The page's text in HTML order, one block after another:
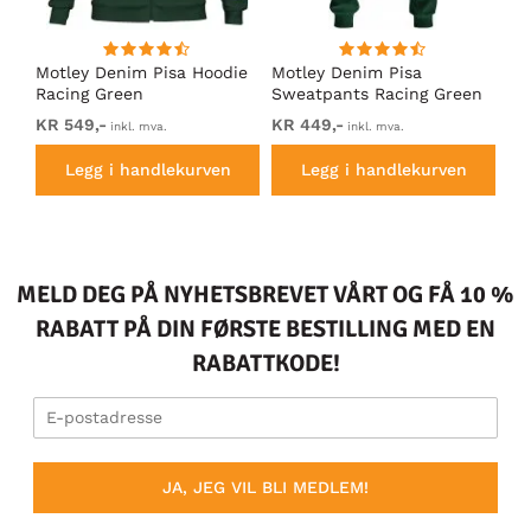
Motley Denim Pisa Hoodie
Racing Green
KR 549,- inkl. mva.
Legg i handlekurven
Motley Denim Pisa
Sweatpants Racing Green
KR 449,- inkl. mva.
Legg i handlekurven
MELD DEG PÅ NYHETSBREVET VÅRT OG FÅ 10 %
RABATT PÅ DIN FØRSTE BESTILLING MED EN
RABATTKODE!
JA, JEG VIL BLI MEDLEM!